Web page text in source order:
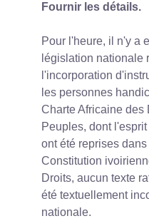
Fournir les détails.
Pour l'heure, il n'y a
législation nationale
l'incorporation
les personnes
Charte Africaine des
Peuples, dont
ont été reprises
Constitution
Droits, aucun texte
été textuellement
nationale.